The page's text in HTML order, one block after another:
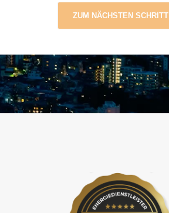
ZUM NÄCHSTEN SCHRITT